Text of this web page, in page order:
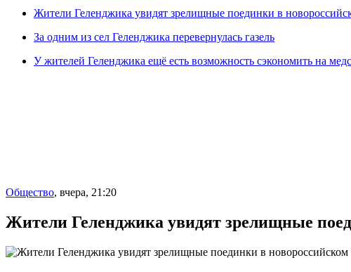
Жители Геленджика увидят зрелищные поединки в
За одним из сел Геленджика перевернулась газель
У жителей Геленджика ещё есть возможность сэкономить на
Общество, вчера, 21:20
Жители Геленджика увидят зрелищные